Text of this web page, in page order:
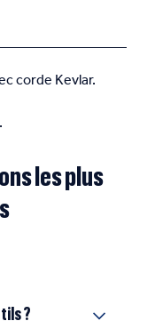
corde Kevlar.
les plus
?